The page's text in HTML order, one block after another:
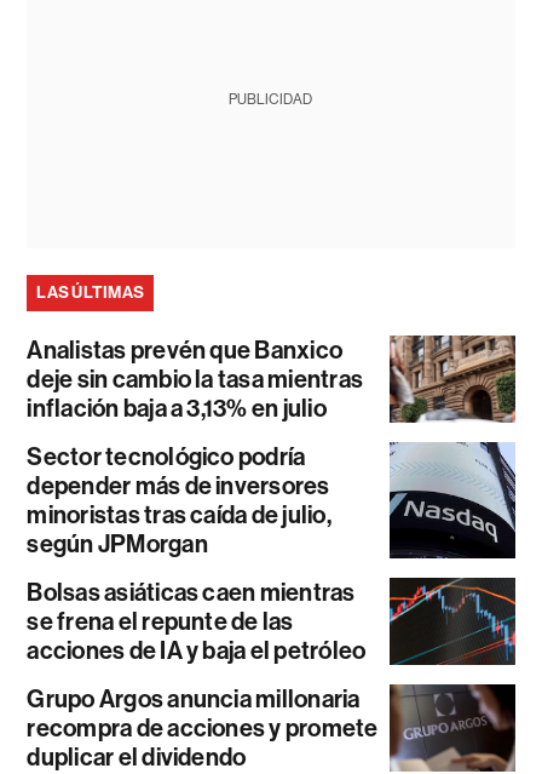
PUBLICIDAD
LAS ÚLTIMAS
Analistas prevén que Banxico
deje sin cambio la tasa mientras
inflación baja a 3,13% en julio
Sector tecnológico podría
depender más de inversores
minoristas tras caída de julio,
según JPMorgan
Bolsas asiáticas caen mientras
se frena el repunte de las
acciones de IA y baja el petróleo
Grupo Argos anuncia millonaria
recompra de acciones y promete
duplicar el dividendo